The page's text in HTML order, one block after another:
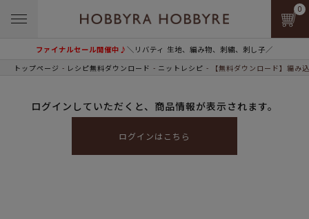
ファイナルセール開催中♪＼リバティ 生地、編み物、刺繍、刺し子／
0
トップページ レシピ無料ダウンロード ニットレシピ 【無料ダウンロード】編み
ログインしていただくと、商品情報が表示されます。
ログインはこちら